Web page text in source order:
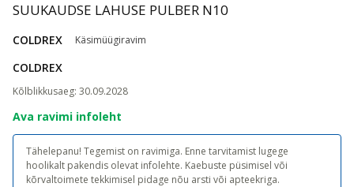
SUUKAUDSE LAHUSE PULBER N10
COLDREX Käsimüügiravim
COLDREX
Kõlblikkusaeg: 30.09.2028
Ava ravimi infoleht
Tähelepanu! Tegemist on ravimiga. Enne tarvitamist lugege
hoolikalt pakendis olevat infolehte. Kaebuste püsimisel või
kõrvaltoimete tekkimisel pidage nõu arsti või apteekriga.